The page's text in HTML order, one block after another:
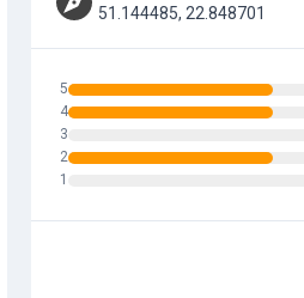
51.144485, 22.848701
5
4
3
2
1